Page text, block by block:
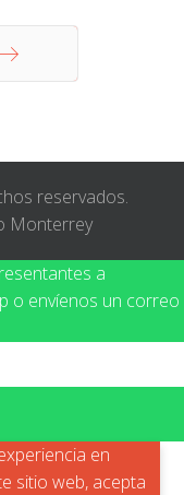
reservados.
Monterrey
a
o envíenos un correo
en
sitio web, acepta